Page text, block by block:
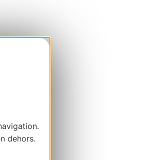
dehors.